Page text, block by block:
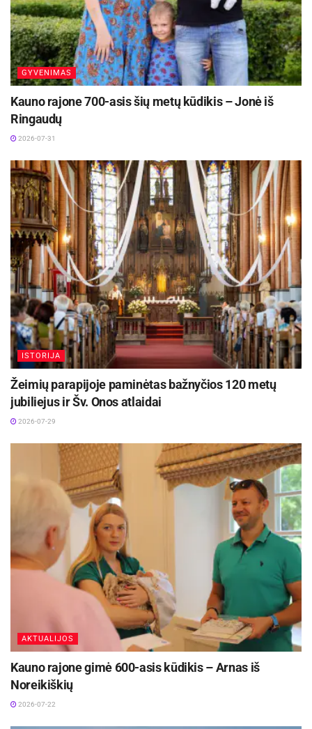
GYVENIMAS
Kauno rajone 700-asis šių metų kūdikis – Jonė iš
Ringaudų
2026-07-31
ISTORIJA
Žeimių parapijoje paminėtas bažnyčios 120 metų
jubiliejus ir Šv. Onos atlaidai
2026-07-29
AKTUALIJOS
Kauno rajone gimė 600-asis kūdikis – Arnas iš
Noreikiškių
2026-07-22